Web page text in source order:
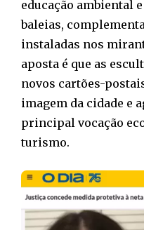
educação ambiental
baleias,
instaladas nos
aposta é que as
novos cartões-
imagem da cidade e
principal vocação
turismo.